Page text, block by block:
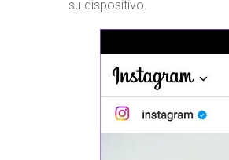
su dispositivo.